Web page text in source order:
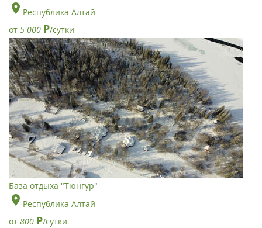
Республика Алтай
от 5 000 Р/сутки
База отдыха "Тюнгур"
Республика Алтай
от 800 Р/сутки